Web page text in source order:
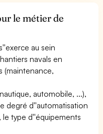
le métier de
au sein
navals en
(maintenance,
automobile, ...),
degré d''automatisation
le type d''équipements